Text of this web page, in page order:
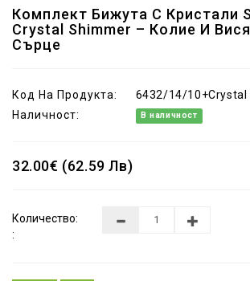
Комплект Бижута С Кристали
Crystal Shimmer – Колие И
Сърце
Код На Продукта:
6432/14/10+Crystal
Наличност:
В наличност
32.00€ (62.59 Лв)
Количество:
: